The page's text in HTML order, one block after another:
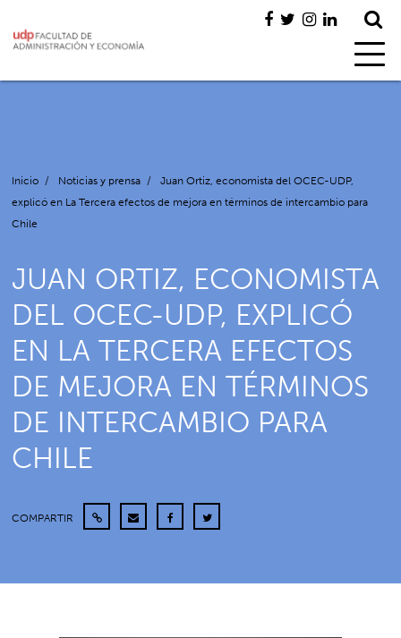
Inicio / Noticias y prensa /
Juan Ortiz, economista del OCEC-UDP,
explicó en La Tercera efectos de mejora en términos de intercambio para
Chile
JUAN ORTIZ, ECONOMISTA
DEL OCEC-UDP, EXPLICÓ
EN LA TERCERA EFECTOS
DE MEJORA EN TÉRMINOS
DE INTERCAMBIO PARA
CHILE
COMPARTIR